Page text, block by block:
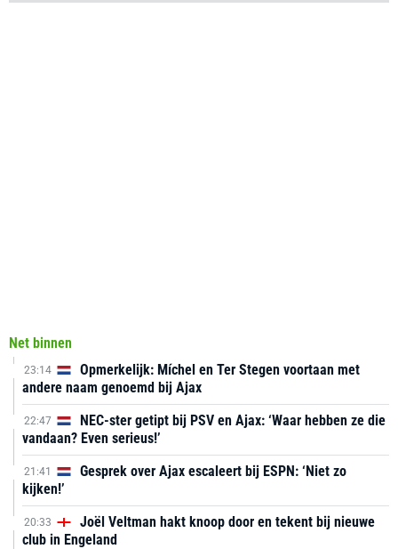
Net binnen
23:14
Opmerkelijk: Míchel en Ter Stegen voortaan met
andere naam genoemd bij Ajax
22:47
NEC-ster getipt bij PSV en Ajax: ‘Waar hebben ze die
vandaan? Even serieus!’
21:41
Gesprek over Ajax escaleert bij ESPN: ‘Niet zo
kijken!’
20:33
Joël Veltman hakt knoop door en tekent bij nieuwe
club in Engeland